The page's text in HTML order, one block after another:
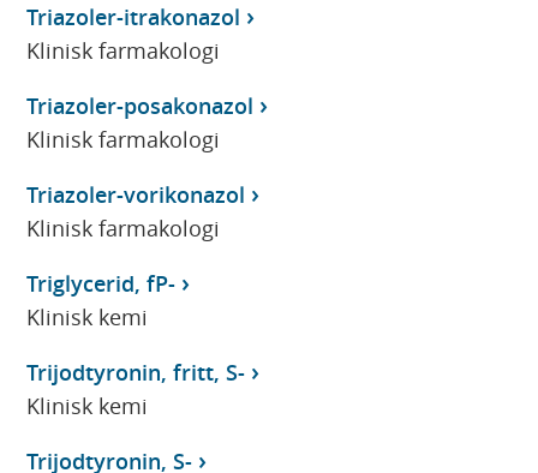
Triazoler-itrakonazol
Klinisk farmakologi
Triazoler-posakonazol
Klinisk farmakologi
Triazoler-vorikonazol
Klinisk farmakologi
Triglycerid, fP-
Klinisk kemi
Trijodtyronin, fritt, S-
Klinisk kemi
Trijodtyronin, S-